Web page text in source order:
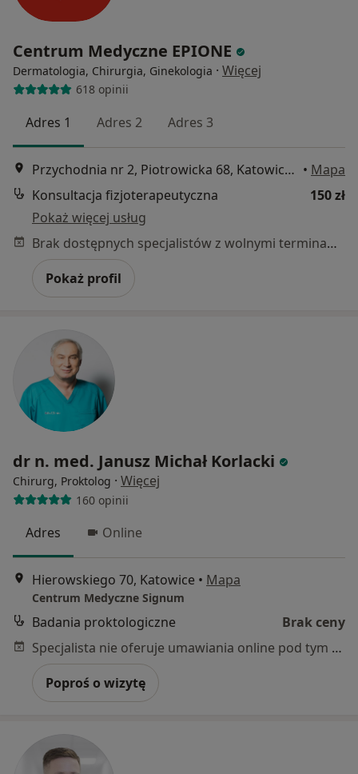
Centrum Medyczne EPIONE
Dermatologia, Chirurgia, Ginekologia · Więcej
618 opinii
Adres 1 Adres 2 Adres 3
Przychodnia nr 2, Piotrowicka 68, Katowice, Katowice • Mapa
Konsultacja fizjoterapeutyczna
150 zł
Pokaż więcej usług
Brak dostępnych specjalistów z wolnymi terminami w tym centrum medycznym.
Pokaż profil
dr n. med. Janusz Michał Korlacki
Chirurg, Proktolog · Więcej
160 opinii
Adres Online
Hierowskiego 70, Katowice • Mapa
Centrum Medyczne Signum
Badania proktologiczne
Brak ceny
Specjalista nie oferuje umawiania online pod tym adresem.
Poproś o wizytę